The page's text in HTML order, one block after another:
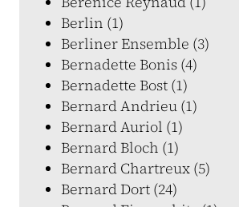
Berlin (1)
Berliner Ensemble (3)
Bernadette Bonis (4)
Bernadette Bost (1)
Bernard Andrieu (1)
Bernard Auriol (1)
Bernard Bloch (1)
Bernard Chartreux (5)
Bernard Dort (24)